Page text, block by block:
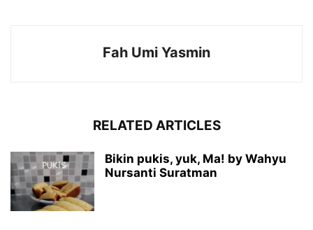
Fah Umi Yasmin
RELATED ARTICLES
Bikin pukis, yuk, Ma! by Wahyu
Nursanti Suratman